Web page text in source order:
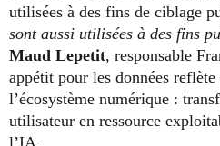
utilisées à des fins de ciblage
sont aussi utilisées à des fins
Maud Lepetit, responsable
appétit pour les données
l’écosystème numérique :
utilisateur en ressource
l’IA.